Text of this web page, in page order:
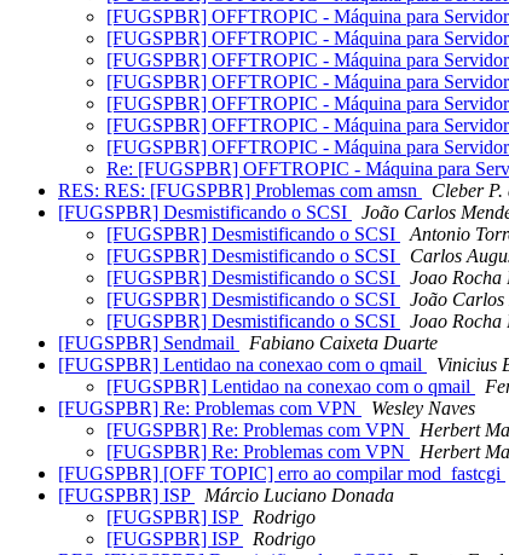
[FUGSPBR] OFFTROPIC - Máquina para Servidor
[FUGSPBR] OFFTROPIC - Máquina para Servidor
[FUGSPBR] OFFTROPIC - Máquina para Servidor
[FUGSPBR] OFFTROPIC - Máquina para Servidor
[FUGSPBR] OFFTROPIC - Máquina para Servidor
[FUGSPBR] OFFTROPIC - Máquina para Servidor
[FUGSPBR] OFFTROPIC - Máquina para Servidor
Re: [FUGSPBR] OFFTROPIC - Máquina para
RES: RES: [FUGSPBR] Problemas com amsn
Cleber P.
[FUGSPBR] Desmistificando o SCSI
João Carlos
[FUGSPBR] Desmistificando o SCSI
Antonio
[FUGSPBR] Desmistificando o SCSI
Carlos
[FUGSPBR] Desmistificando o SCSI
Joao
[FUGSPBR] Desmistificando o SCSI
João Carlos
[FUGSPBR] Desmistificando o SCSI
Joao
[FUGSPBR] Sendmail
Fabiano Caixeta Duarte
[FUGSPBR] Lentidao na conexao com o qmail
Vinicius
[FUGSPBR] Lentidao na conexao com o qmail
[FUGSPBR] Re: Problemas com VPN
Wesley Naves
[FUGSPBR] Re: Problemas com VPN
Herbert
[FUGSPBR] Re: Problemas com VPN
Herbert
[FUGSPBR] [OFF TOPIC] erro ao compilar mod_fastcgi
[FUGSPBR] ISP
Márcio Luciano Donada
[FUGSPBR] ISP
Rodrigo
[FUGSPBR] ISP
Rodrigo